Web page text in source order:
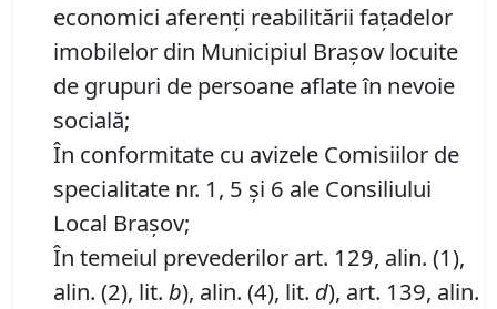
economici aferenţi reabilitării faţadelor
imobilelor din Municipiul Braşov locuite
de grupuri de persoane aflate în nevoie
socială;
În conformitate cu avizele Comisiilor de
specialitate nr. 1, 5 și 6 ale Consiliului
Local Brașov;
În temeiul prevederilor art. 129, alin. (1),
alin. (2), lit. b), alin. (4), lit. d), art. 139, alin.